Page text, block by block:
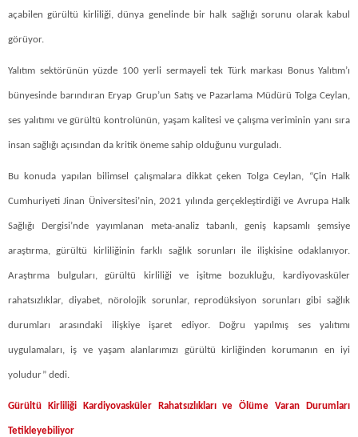
açabilen gürültü kirliliği, dünya genelinde bir halk sağlığı sorunu olarak kabul
görüyor.
Yalıtım sektörünün yüzde 100 yerli sermayeli tek Türk markası Bonus Yalıtım’ı
bünyesinde barındıran Eryap Grup’un Satış ve Pazarlama Müdürü Tolga Ceylan,
ses yalıtımı ve gürültü kontrolünün, yaşam kalitesi ve çalışma veriminin yanı sıra
insan sağlığı açısından da kritik öneme sahip olduğunu vurguladı.
Bu konuda yapılan bilimsel çalışmalara dikkat çeken Tolga Ceylan, “Çin Halk
Cumhuriyeti Jinan Üniversitesi’nin, 2021 yılında gerçekleştirdiği ve Avrupa Halk
Sağlığı Dergisi’nde yayımlanan meta-analiz tabanlı, geniş kapsamlı şemsiye
araştırma, gürültü kirliliğinin farklı sağlık sorunları ile ilişkisine odaklanıyor.
Araştırma bulguları, gürültü kirliliği ve işitme bozukluğu, kardiyovasküler
rahatsızlıklar, diyabet, nörolojik sorunlar, reprodüksiyon sorunları gibi sağlık
durumları arasındaki ilişkiye işaret ediyor. Doğru yapılmış ses yalıtımı
uygulamaları, iş ve yaşam alanlarımızı gürültü kirliğinden korumanın en iyi
yoludur” dedi.
Gürültü Kirliliği Kardiyovasküler Rahatsızlıkları ve Ölüme Varan Durumları
Tetikleyebiliyor